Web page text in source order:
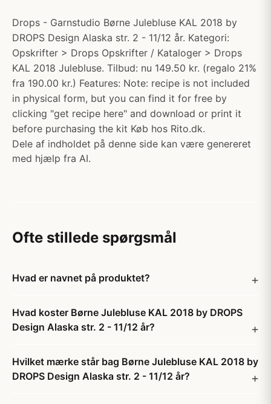
Drops - Garnstudio Børne Julebluse KAL 2018 by
DROPS Design Alaska str. 2 - 11/12 år. Kategori:
Opskrifter > Drops Opskrifter / Kataloger > Drops
KAL 2018 Julebluse. Tilbud: nu 149.50 kr. (regalo 21%
fra 190.00 kr.) Features: Note: recipe is not included
in physical form, but you can find it for free by
clicking "get recipe here" and download or print it
before purchasing the kit Køb hos Rito.dk.
Dele af indholdet på denne side kan være genereret
med hjælp fra AI.
Ofte stillede spørgsmål
Hvad er navnet på produktet?
Hvad koster Børne Julebluse KAL 2018 by DROPS
Design Alaska str. 2 - 11/12 år?
Hvilket mærke står bag Børne Julebluse KAL 2018 by
DROPS Design Alaska str. 2 - 11/12 år?